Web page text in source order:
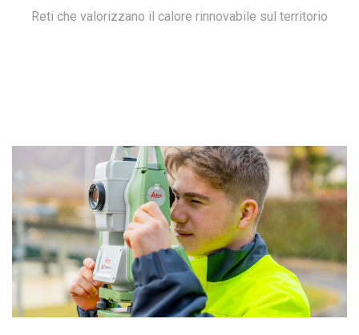
Reti che valorizzano il calore rinnovabile sul territorio